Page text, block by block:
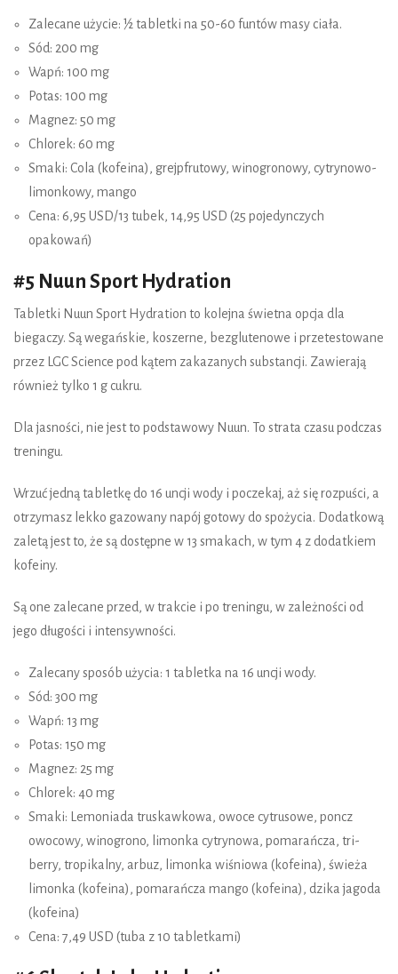
Zalecane użycie: ½ tabletki na 50-60 funtów masy ciała.
Sód: 200 mg
Wapń: 100 mg
Potas: 100 mg
Magnez: 50 mg
Chlorek: 60 mg
Smaki: Cola (kofeina), grejpfrutowy, winogronowy, cytrynowo-
limonkowy, mango
Cena: 6,95 USD/13 tubek, 14,95 USD (25 pojedynczych
opakowań)
#5 Nuun Sport Hydration
Tabletki Nuun Sport Hydration to kolejna świetna opcja dla
biegaczy. Są wegańskie, koszerne, bezglutenowe i przetestowane
przez LGC Science pod kątem zakazanych substancji. Zawierają
również tylko 1 g cukru.
Dla jasności, nie jest to podstawowy Nuun. To strata czasu podczas
treningu.
Wrzuć jedną tabletkę do 16 uncji wody i poczekaj, aż się rozpuści, a
otrzymasz lekko gazowany napój gotowy do spożycia. Dodatkową
zaletą jest to, że są dostępne w 13 smakach, w tym 4 z dodatkiem
kofeiny.
Są one zalecane przed, w trakcie i po treningu, w zależności od
jego długości i intensywności.
Zalecany sposób użycia: 1 tabletka na 16 uncji wody.
Sód: 300 mg
Wapń: 13 mg
Potas: 150 mg
Magnez: 25 mg
Chlorek: 40 mg
Smaki: Lemoniada truskawkowa, owoce cytrusowe, poncz
owocowy, winogrono, limonka cytrynowa, pomarańcza, tri-
berry, tropikalny, arbuz, limonka wiśniowa (kofeina), świeża
limonka (kofeina), pomarańcza mango (kofeina), dzika jagoda
(kofeina)
Cena: 7,49 USD (tuba z 10 tabletkami)